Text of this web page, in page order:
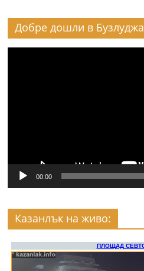
Добре дошли в Бузлуджа
00:00
Казанлък на живо: